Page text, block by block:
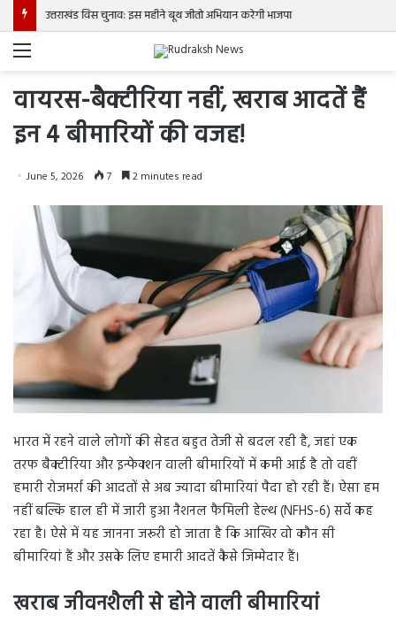
उत्तराखंड विस चुनाव: इस महीने बूथ जीतो अभियान करेगी भाजपा
Menu
वायरस-बैक्टीरिया नहीं, खराब आदतें हैं
इन 4 बीमारियों की वजह!
June 5, 2026 7 2 minutes read
भारत में रहने वाले लोगों की सेहत बहुत तेजी से बदल रही है, जहां एक
तरफ बैक्टीरिया और इन्फेक्शन वाली बीमारियों में कमी आई है तो वहीं
हमारी रोजमर्रा की आदतों से अब ज्यादा बीमारियां पैदा हो रही हैं। ऐसा हम
नहीं बल्कि हाल ही में जारी हुआ नैशनल फैमिली हेल्थ (NFHS-6) सर्वे कह
रहा है। ऐसे में यह जानना जरूरी हो जाता है कि आखिर वो कौन सी
बीमारियां हैं और उसके लिए हमारी आदतें कैसे जिम्मेदार हैं।
खराब जीवनशैली से होने वाली बीमारियां